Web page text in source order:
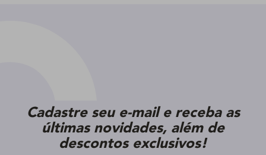
Cadastre seu e-mail e receba as
últimas novidades, além de
descontos exclusivos!